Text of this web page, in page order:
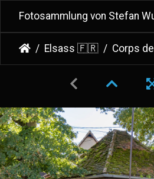
Fotosammlung von Stefan
Elsass 🇫🇷 Corps